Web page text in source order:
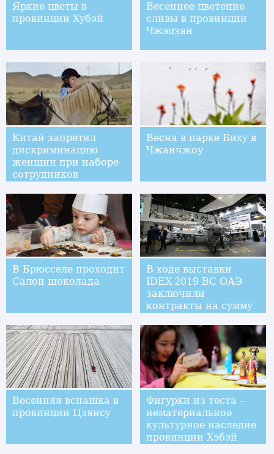
Яркие цветы в
провинции Хубэй
Весеннее цветение
сливы в провинции
Чжэцзян
Китай запретил
дискриминацию
женщин при наборе
сотрудников
Весна в парке Биху в
Чжанчжоу
В Брюсселе проходит
Салон шоколада
В ходе выставки
IDEX-2019 ВС ОАЭ
заключили
контракты на сумму
Весенняя вспашка в
провинции Цзянсу
Фигурки из теста --
нематериальное
культурное наследие
провинции Хэбэй